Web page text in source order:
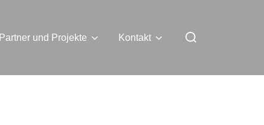
Partner und Projekte Kontakt